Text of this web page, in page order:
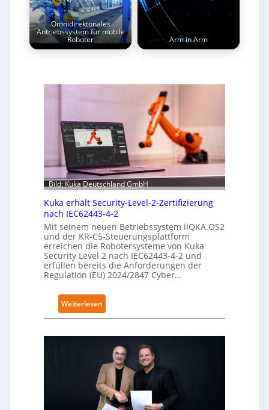
Omnidirektonales
Antriebssystem für mobile
Roboter Arm in Arm
Bild: Kuka Deutschland GmbH
Kuka erhält Security-Level-2-Zertifizierung
nach IEC62443-4-2
Mit seinem neuen Betriebssystem iiQKA.OS2
und der KR-C5-Steuerungsplattform
erreichen die Robotersysteme von Kuka
Security Level 2 nach IEC62443-4-2 und
erfüllen bereits die Anforderungen der
Regulation (EU) 2024/2847 Cyber…
Weiterlesen
K
e
r
h
ä